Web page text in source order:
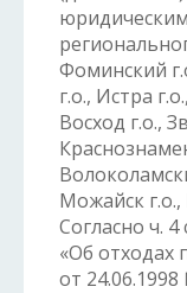
Фоминский
г.о., Истра
Восход г.о.,
Можайск г.о.,
Согласно ч.
«Об отходах
от